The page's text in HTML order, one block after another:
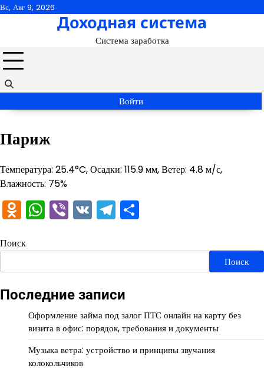
Перейти
Вс, Авг 9, 2026
Доходная система
Система заработка
Войти
Париж
Температура: 25.4°C, Осадки: 115.9 мм, Ветер: 4.8 м/с,
Влажность: 75%
Odnoklassniki
WhatsApp
Viber
VKTelegram
Поиск
Поиск
Последние записи
Оформление займа под залог ПТС онлайн на карту без
визита в офис: порядок, требования и документы
Музыка ветра: устройство и принципы звучания
колокольчиков